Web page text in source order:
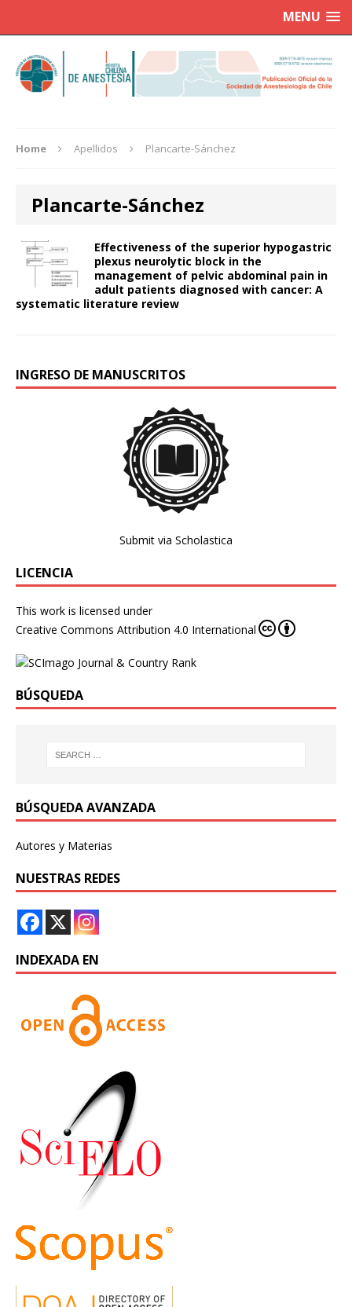
MENU
Home Apellidos Plancarte-Sánchez
Plancarte-Sánchez
Effectiveness of the superior hypogastric
plexus neurolytic block in the
management of pelvic abdominal pain in
adult patients diagnosed with cancer: A
systematic literature review
INGRESO DE MANUSCRITOS
Submit via Scholastica
LICENCIA
This work is licensed under
Creative Commons Attribution 4.0 International
BÚSQUEDA
BÚSQUEDA AVANZADA
Autores y Materias
NUESTRAS REDES
INDEXADA EN